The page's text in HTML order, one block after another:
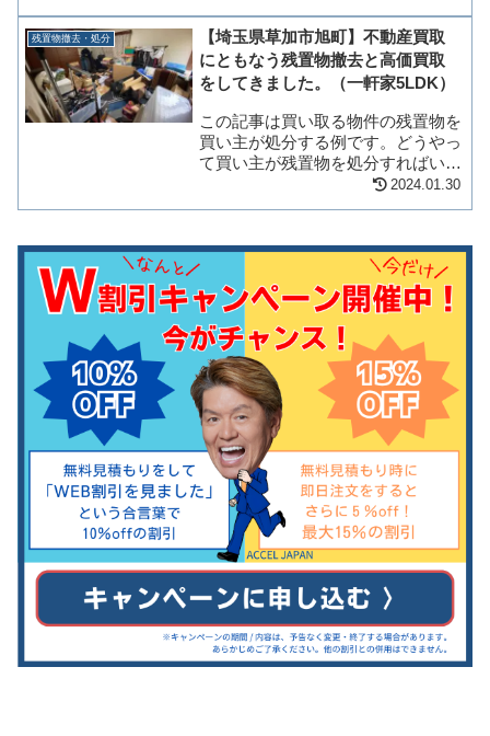
りしますか？と電話でお問い合わせ
をいただきました。詳しく話しをう
かがうと、両親が...
残置物撤去・処分
【埼玉県草加市旭町】不動産買取
にともなう残置物撤去と高価買取
をしてきました。（一軒家5LDK）
この記事は買い取る物件の残置物を
買い主が処分する例です。どうやっ
て買い主が残置物を処分すればいい
かわからない場合は参考になるでし
で、さらに屋根裏に納戸がある大き
な一軒家です。い...
2024.01.30